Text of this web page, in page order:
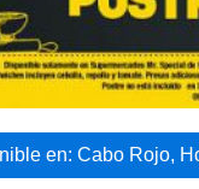
en: Cabo Rojo,